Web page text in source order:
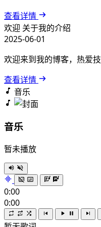
查看详情
欢迎 关于我的介绍
2025-06-01
欢迎来到我的博客，热爱
查看详情
音乐
音乐
暂未播放
0:00
0:00